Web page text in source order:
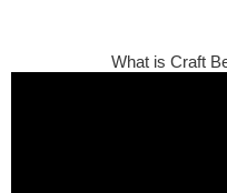
What is Craft